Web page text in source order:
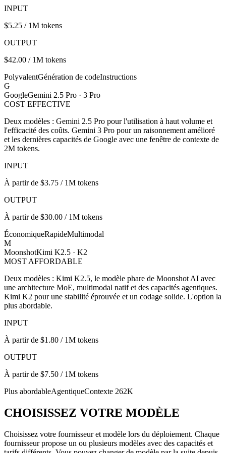
INPUT
$5.25 / 1M tokens
OUTPUT
$42.00 / 1M tokens
PolyvalentGénération de codeInstructions
G
GoogleGemini 2.5 Pro · 3 Pro
COST EFFECTIVE
Deux modèles : Gemini 2.5 Pro pour l'utilisation à haut volume et
l'efficacité des coûts. Gemini 3 Pro pour un raisonnement amélioré
et les dernières capacités de Google avec une fenêtre de contexte de
2M tokens.
INPUT
À partir de $3.75 / 1M tokens
OUTPUT
À partir de $30.00 / 1M tokens
ÉconomiqueRapideMultimodal
M
MoonshotKimi K2.5 · K2
MOST AFFORDABLE
Deux modèles : Kimi K2.5, le modèle phare de Moonshot AI avec
une architecture MoE, multimodal natif et des capacités agentiques.
Kimi K2 pour une stabilité éprouvée et un codage solide. L'option la
plus abordable.
INPUT
À partir de $1.80 / 1M tokens
OUTPUT
À partir de $7.50 / 1M tokens
Plus abordableAgentiqueContexte 262K
CHOISISSEZ VOTRE MODÈLE
Choisissez votre fournisseur et modèle lors du déploiement. Chaque
fournisseur propose un ou plusieurs modèles avec des capacités et